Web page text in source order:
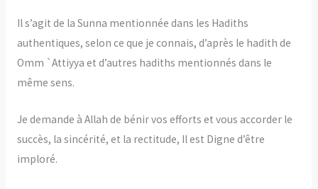
Il s’agit de la Sunna mentionnée dans les Hadiths
authentiques, selon ce que je connais, d’après le hadith de
Omm `Attiyya et d’autres hadiths mentionnés dans le
même sens.
Je demande à Allah de bénir vos efforts et vous accorder le
succès, la sincérité, et la rectitude, Il est Digne d’être
imploré.